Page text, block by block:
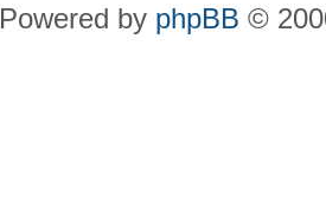
Powered by phpBB ©